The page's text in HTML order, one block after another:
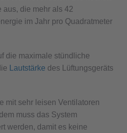
aus, die mehr als 42
im Jahr pro Quadratmeter
die maximale stündliche
Lautstärke des Lüftungsgeräts
mit sehr leisen Ventilatoren
muss das System
werden, damit es keine